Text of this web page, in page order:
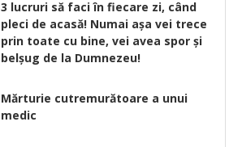
3 lucruri să faci în fiecare zi, când
pleci de acasă! Numai aşa vei trece
prin toate cu bine, vei avea spor şi
belşug de la Dumnezeu!
Mărturie cutremurătoare a unui
medic